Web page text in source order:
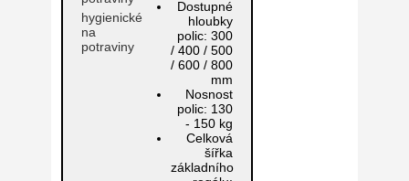
hygienické
na
potraviny
Dostupné
hloubky
polic:300
/ 400 / 500
/ 600 / 800
mm
Nosnost
polic: 130
- 150 kg
Celková
šířka
základního